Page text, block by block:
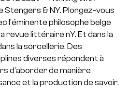
Stengers & NY. Plongez-vous
l’éminente philosophe belge
revue littéraire nY. Et dans la
la sorcellerie. Des
diverses répondent à
d’aborder de manière
et la production de savoir.